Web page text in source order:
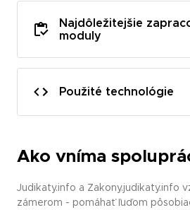
Najdôležitejšie
moduly
Použité technológie
Ako vníma
Judikaty.info a Zakony.judikaty.info
zámerom - pomáhať ľuďom